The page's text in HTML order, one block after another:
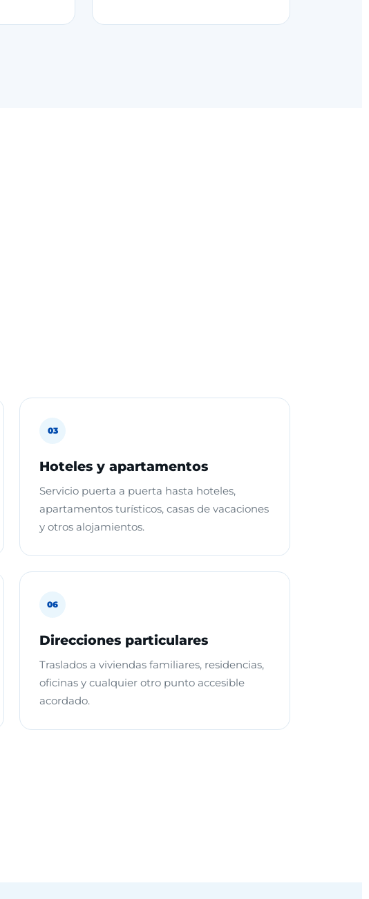
03
Hoteles y apartamentos
Servicio puerta a puerta hasta hoteles,
apartamentos turísticos, casas de vacaciones
y otros alojamientos.
06
Direcciones particulares
Traslados a viviendas familiares, residencias,
oficinas y cualquier otro punto accesible
acordado.